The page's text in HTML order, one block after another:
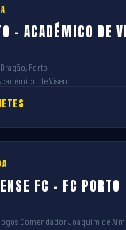
– ACADÉMICO DE
Porto
de Viseu
FC – FC PORTO
Comendador Joaquim de